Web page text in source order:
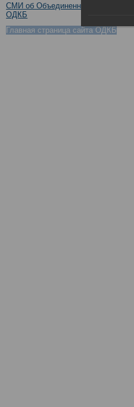
СМИ об Объединенном штабе
ОДКБ
Главная страница сайта ОДКБ